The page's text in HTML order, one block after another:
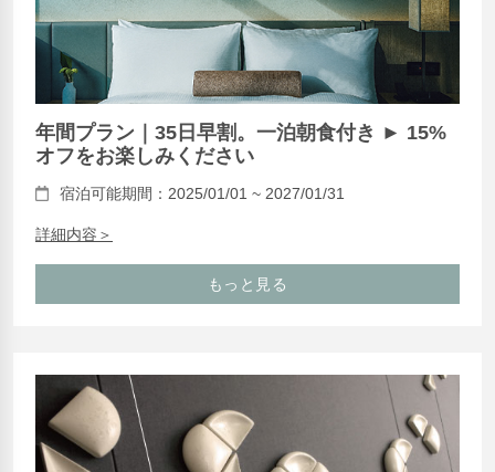
年間プラン｜35日早割。一泊朝食付き ► 15%
オフをお楽しみください
宿泊可能期間：2025/01/01 ~ 2027/01/31
詳細内容＞
もっと見る